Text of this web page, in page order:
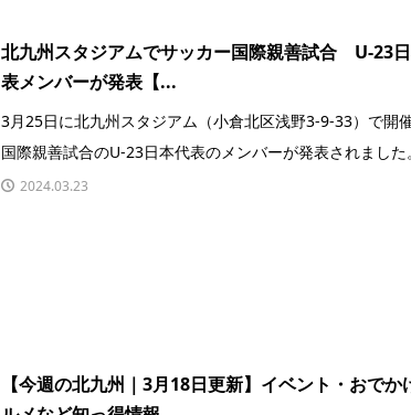
北九州スタジアムでサッカー国際親善試合 U-23
表メンバーが発表【...
3月25日に北九州スタジアム（小倉北区浅野3-9-33）で開
国際親善試合のU-23日本代表のメンバーが発表されました
2024.03.23
【今週の北九州｜3月18日更新】イベント・おでか